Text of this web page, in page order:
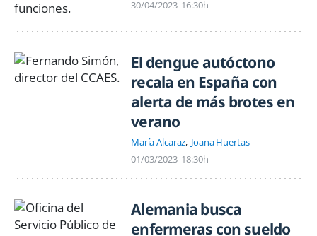
30/04/2023 16:30h
El dengue autóctono
recala en España con
alerta de más brotes en
verano
María Alcaraz Joana Huertas
01/03/2023 18:30h
Alemania busca
enfermeras con sueldo